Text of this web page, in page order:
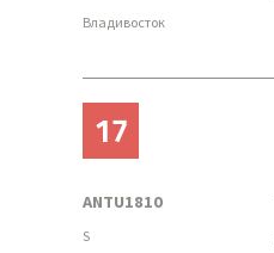
Владивосток
17
ANTU1810
S